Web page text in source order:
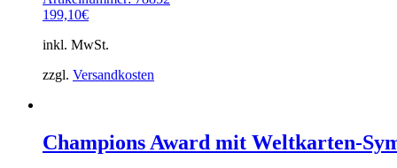
199,10€
inkl. MwSt.
zzgl. Versandkosten
Champions Award mit Weltkarten-